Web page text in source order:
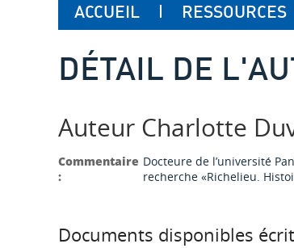
ACCUEIL RESSOURCES
DÉTAIL DE
Auteur Charlotte
Commentaire
:
Docteure de l’université
recherche «Richelieu.
Documents disponibles